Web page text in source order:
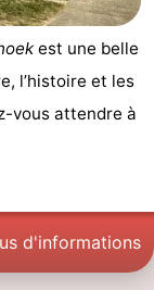
est une belle
l’histoire et les
vous attendre à
d'informations